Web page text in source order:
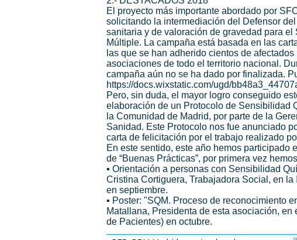
El proyecto más importante abordado por
solicitando la intermediación del Defensor
sanitaria y de valoración de gravedad para
Múltiple. La campaña está basada en las
las que se han adherido cientos de
asociaciones de todo el territorio nacional.
campaña aún no se ha dado por finalizada.
https://docs.wixstatic.com/ugd/
Pero, sin duda, el mayor logro conseguido
elaboración de un Protocolo de Sensibilidad
la Comunidad de Madrid, por parte de la
Sanidad. Este Protocolo nos fue anunciado
carta de felicitación por el trabajo realizado
En este sentido, este año hemos participado
de “Buenas Prácticas”, por primera vez
▪ Orientación a personas con Sensibilidad
Cristina Cortiguera, Trabajadora Social, en
en septiembre.
▪ Poster: "SQM. Proceso de reconocimiento
Matallana, Presidenta de esta asociación,
de Pacientes) en octubre.